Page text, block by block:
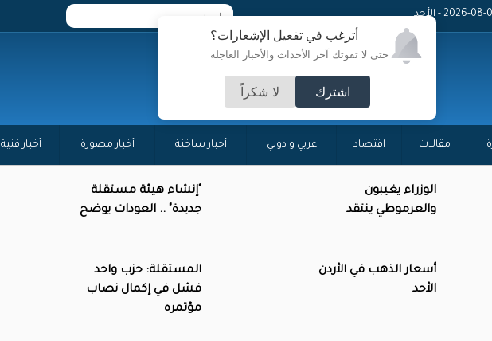
أترغب في تفعيل الإشعارات؟
حتى لا تفوتك آخر الأحداث والأخبار العاجلة
اشترك لا شكراً
08-09 - الأحد
مقالات اقتصاد عربي و دولي أخبار ساخنة أخبار مصورة أخبار فنية
الوزراء يغيبون
والعرموطي ينتقد
"إنشاء هيئة مستقلة
جديدة" .. العودات يوضح
أسعار الذهب في الأردن
الأحد
المستقلة: حزب واحد
فشل في إكمال نصاب
مؤتمره